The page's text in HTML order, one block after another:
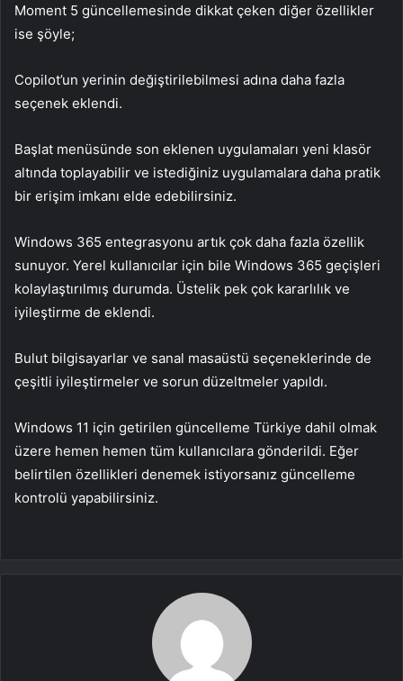
Moment 5 güncellemesinde dikkat çeken diğer özellikler
ise şöyle;
Copilot’un yerinin değiştirilebilmesi adına daha fazla
seçenek eklendi.
Başlat menüsünde son eklenen uygulamaları yeni klasör
altında toplayabilir ve istediğiniz uygulamalara daha pratik
bir erişim imkanı elde edebilirsiniz.
Windows 365 entegrasyonu artık çok daha fazla özellik
sunuyor. Yerel kullanıcılar için bile Windows 365 geçişleri
kolaylaştırılmış durumda. Üstelik pek çok kararlılık ve
iyileştirme de eklendi.
Bulut bilgisayarlar ve sanal masaüstü seçeneklerinde de
çeşitli iyileştirmeler ve sorun düzeltmeler yapıldı.
Windows 11 için getirilen güncelleme Türkiye dahil olmak
üzere hemen hemen tüm kullanıcılara gönderildi. Eğer
belirtilen özellikleri denemek istiyorsanız güncelleme
kontrolü yapabilirsiniz.